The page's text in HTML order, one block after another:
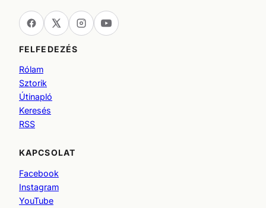
FELFEDEZÉS
Rólam
Sztorik
Útinapló
Keresés
RSS
KAPCSOLAT
Facebook
Instagram
YouTube